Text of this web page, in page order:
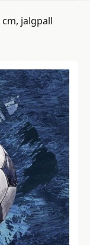
jalgpall